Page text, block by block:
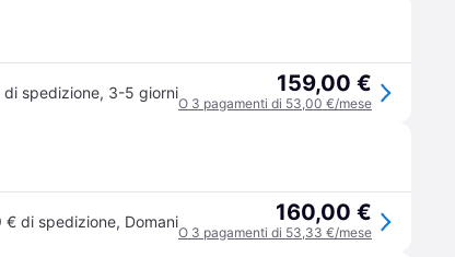
di spedizione, 3-5 giorni 159,00 €
O 3 pagamenti di 53,00 €/mese
€ di spedizione, Domani 160,00 €
O 3 pagamenti di 53,33 €/mese